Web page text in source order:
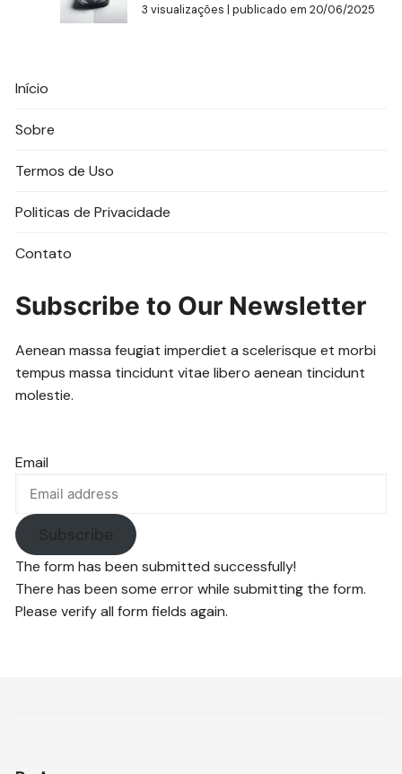
3 visualizações |publicado em 20/06/2025
Início
Sobre
Termos de Uso
Politicas de Privacidade
Contato
Subscribe to Our Newsletter
Aenean massa feugiat imperdiet a scelerisque et morbi
tempus massa tincidunt vitae libero aenean tincidunt
molestie.
Email
Subscribe
The form has been submitted successfully!
There has been some error while submitting the form.
Please verify all form fields again.